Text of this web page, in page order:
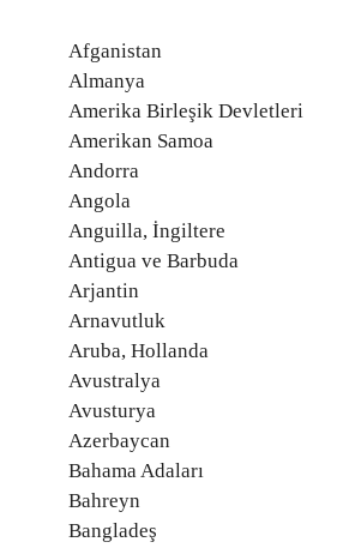
Afganistan
Almanya
Amerika Birleşik Devletleri
Amerikan Samoa
Andorra
Angola
Anguilla, İngiltere
Antigua ve Barbuda
Arjantin
Arnavutluk
Aruba, Hollanda
Avustralya
Avusturya
Azerbaycan
Bahama Adaları
Bahreyn
Bangladeş